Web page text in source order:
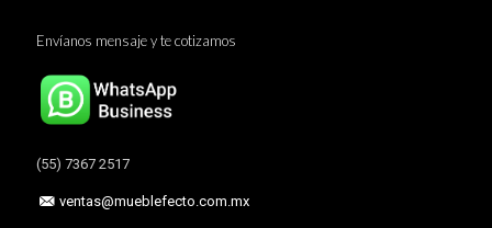
Envíanos mensaje y te cotizamos
(55) 7367 2517
ventas@mueblefecto.com.mx